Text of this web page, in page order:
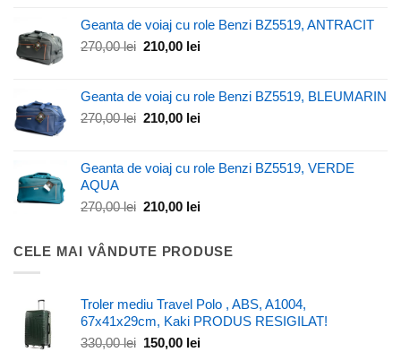
a
fost:
este:
250,00 lei.
Geanta de voiaj cu role Benzi BZ5519, ANTRACIT
270,00lei Prețul
fost:
270,00 lei.
210,00 leiPrețul
210,00 lei.
Geanta de voiaj cu role Benzi BZ5519, BLEUMARIN
270,00lei Prețul
fost:
210,00 leiPrețul
210,00 lei.
Geanta de voiaj cu role Benzi BZ5519, VERDE
AQUA
270,00lei Prețul
fost:
210,00 leiPrețul
210,00 lei.
CELE MAI VÂNDUTE PRODUSE
Troler mediu Travel Polo , ABS, A1004,
67x41x29cm, Kaki PRODUS RESIGILAT!
330,00lei Prețul
150,00 leiPrețul